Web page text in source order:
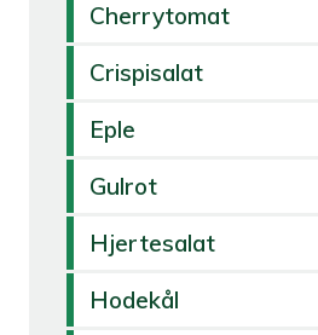
Cherrytomat
Crispisalat
Eple
Gulrot
Hjertesalat
Hodekål